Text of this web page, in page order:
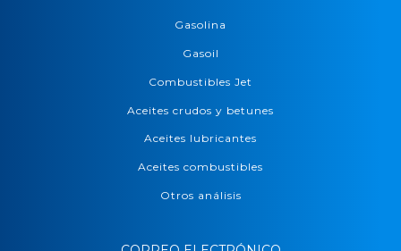
Gasolina
Gasoil
Combustibles Jet
Aceites crudos y betunes
Aceites lubricantes
Aceites combustibles
Otros análisis